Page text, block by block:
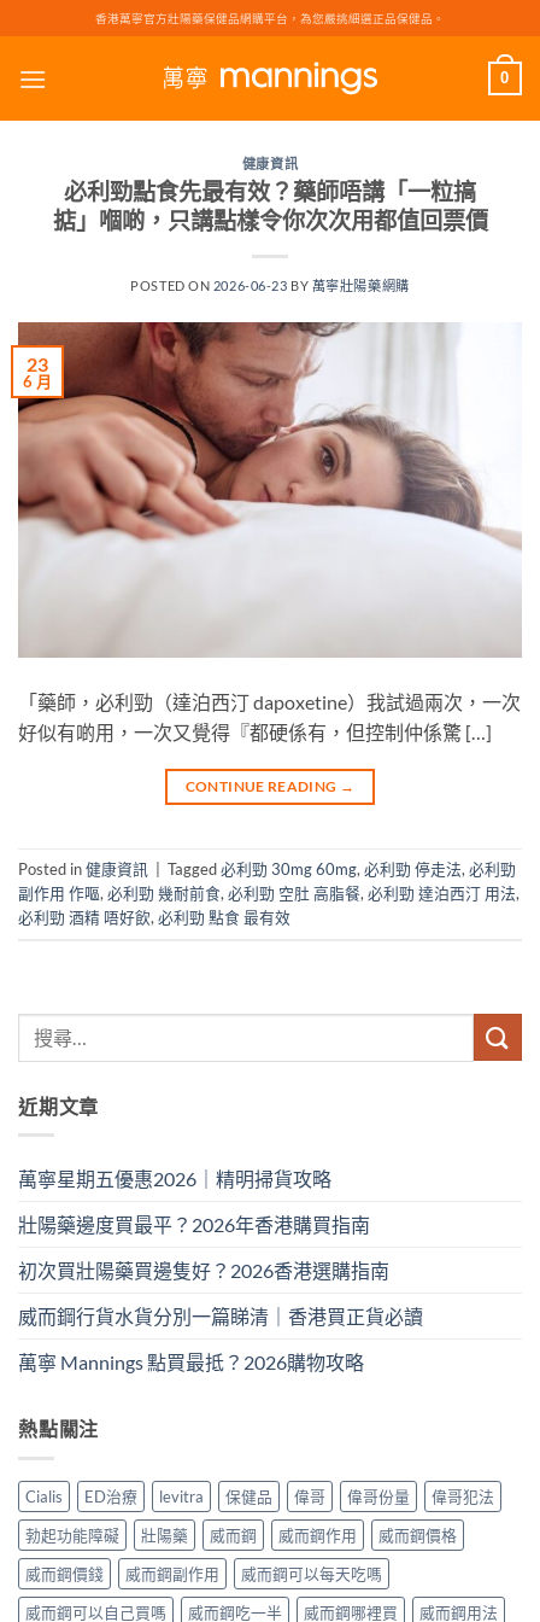
to
content
香港萬寧官方壯陽藥保健品網購平台，為您嚴挑細選正品保健品。
0
健康資訊
必利勁點食先最有效？藥師唔講「一粒搞
掂」嗰啲，只講點樣令你次次用都值回票價
POSTED ON 2026-06-23 BY 萬寧壯陽藥網購
23
6 月
「藥師，必利勁（達泊西汀 dapoxetine）我試過兩次，一次
好似有啲用，一次又覺得『都硬係有，但控制仲係驚 […]
CONTINUE READING →
Posted in健康資訊 Tagged必利勁 30mg 60mg, 必利勁 停走法, 必利勁
副作用 作嘔, 必利勁 幾耐前食, 必利勁 空肚 高脂餐, 必利勁 達泊西汀 用法,
必利勁 酒精 唔好飲, 必利勁 點食 最有效
近期文章
萬寧星期五優惠2026｜精明掃貨攻略
壯陽藥邊度買最平？2026年香港購買指南
初次買壯陽藥買邊隻好？2026香港選購指南
威而鋼行貨水貨分別一篇睇清｜香港買正貨必讀
萬寧 Mannings 點買最抵？2026購物攻略
熱點關注
Cialis ED治療 levitra 保健品 偉哥 偉哥份量
偉哥犯法
勃起功能障礙
壯陽藥 威而鋼 威而鋼作用
威而鋼價格
威而鋼價錢
威而鋼副作用
威而鋼可以每天吃嗎
威而鋼可以自己買嗎
威而鋼吃一半 威而鋼哪裡買 威而鋼用法